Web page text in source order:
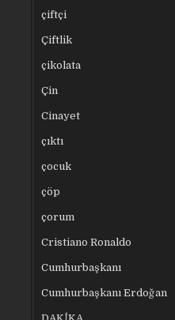
çiftçi
Çiftlik
çikolata
Çin
Cinayet
çıktı
çocuk
çöp
çorum
Cristiano Ronaldo
Cumhurbaşkanı
Cumhurbaşkanı Erdoğan